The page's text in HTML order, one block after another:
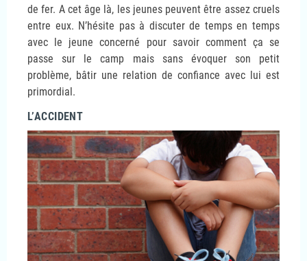
de fer. A cet âge là, les jeunes peuvent être assez cruels
entre eux. N’hésite pas à discuter de temps en temps
avec le jeune concerné pour savoir comment ça se
passe sur le camp mais sans évoquer son petit
problème, bâtir une relation de confiance avec lui est
primordial.
L’ACCIDENT